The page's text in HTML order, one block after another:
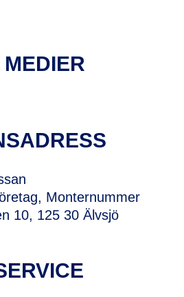
Monternummer
10, 125 30 Älvsjö